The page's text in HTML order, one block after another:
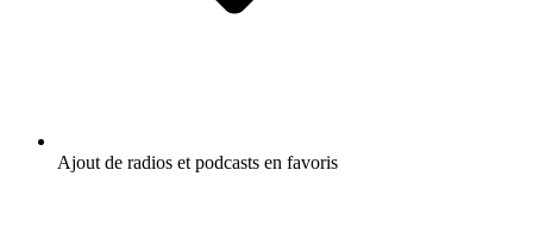
Ajout de radios et podcasts en favoris